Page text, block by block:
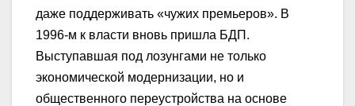
даже поддерживать «чужих премьеров». В
1996-м к власти вновь пришла БДП.
Выступавшая под лозунгами не только
экономической модернизации, но и
общественного переустройства на основе